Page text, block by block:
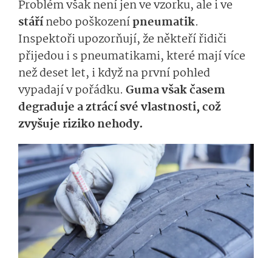
Problém však není jen ve vzorku, ale i ve
stářínebo poškozenípneumatik.
Inspektoři upozorňují, že někteří řidiči
přijedou i s pneumatikami, které mají více
než deset let, i když na první pohled
vypadají v pořádku. Guma však časem
degraduje a ztrácí své vlastnosti, což
zvyšuje riziko nehody.